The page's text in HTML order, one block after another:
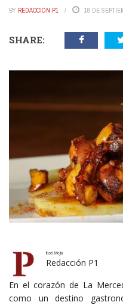
BY REDACCIÓN P1 18 DE
SHARE:
Itzel Mejía
Redacción P1
En el corazón de La
como un destino